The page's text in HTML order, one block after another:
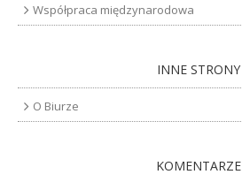
Współpraca międzynarodowa
INNE STRONY
O Biurze
KOMENTARZE